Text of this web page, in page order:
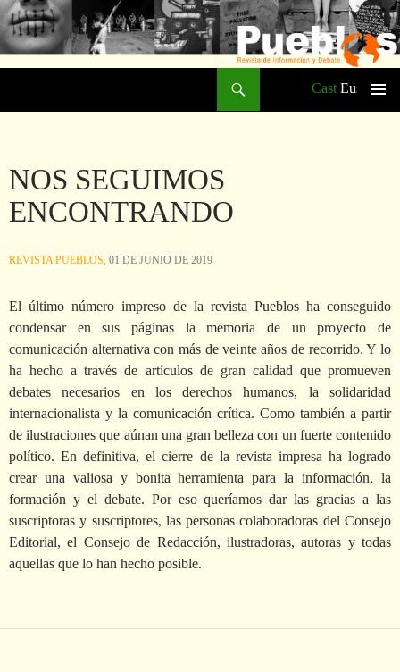
Cast Eusk
NOS SEGUIMOS
ENCONTRANDO
REVISTA PUEBLOS, 01 DE JUNIO DE 2019
El último número impreso de la revista Pueblos ha conseguido
condensar en sus páginas la memoria de un proyecto de
comunicación alternativa con más de veinte años de recorrido. Y lo
ha hecho a través de artículos de gran calidad que promueven
debates necesarios en los derechos humanos, la solidaridad
internacionalista y la comunicación crítica. Como también a partir
de ilustraciones que aúnan una gran belleza con un fuerte contenido
político. En definitiva, el cierre de la revista impresa ha logrado
crear una valiosa y bonita herramienta para la información, la
formación y el debate. Por eso queríamos dar las gracias a las
suscriptoras y suscriptores, las personas colaboradoras del Consejo
Editorial, el Consejo de Redacción, ilustradoras, autoras y todas
aquellas que lo han hecho posible.